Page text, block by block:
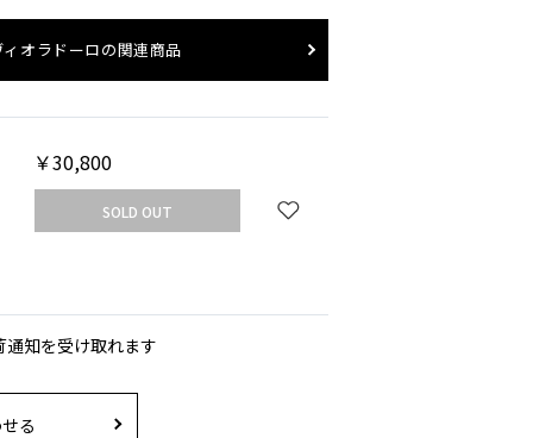
ィオラドーロの関連商品
￥30,800
SOLD OUT
知を受け取れます
る